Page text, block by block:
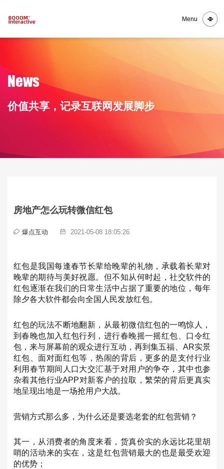
Menu
News
价值共享 ， 记录互联网发展脚步
房地产怎么玩转微信红包
爆点互动 2021-05-08 18:05:26
红包是我国每逢春节长辈给晚辈的礼物，承载着长辈对
晚辈的期待与美好祝愿。但不知从何时起，社交软件的
红包逐渐在我们的日常生活中占据了重要的地位，每年
除夕各大软件都会向全国人民发放红包。
红包的玩法不断地翻新，从最初微信红包的一鸣惊人，
到春晚也加入红包行列，进行春晚摇一摇红包、口令红
包，来与屏幕前的观众进行互动，再到集五福、AR实景
红包、面对面红包等，热闹的背后，更多的是支付行业
利用春节期间人口大交汇基于对用户的争夺，其中也参
杂着其他行业APP对新客户的拉取，繁荣的背后更真实
地呈现出地是一场抢用户大战。
营销方式那么多，为什么还是要选老套的红包营销？
其一，从消费者的角度来看，货真价实的永远比花里胡
哨的活动来的实在，这是红包营销最大的也是最受欢迎
的优势；